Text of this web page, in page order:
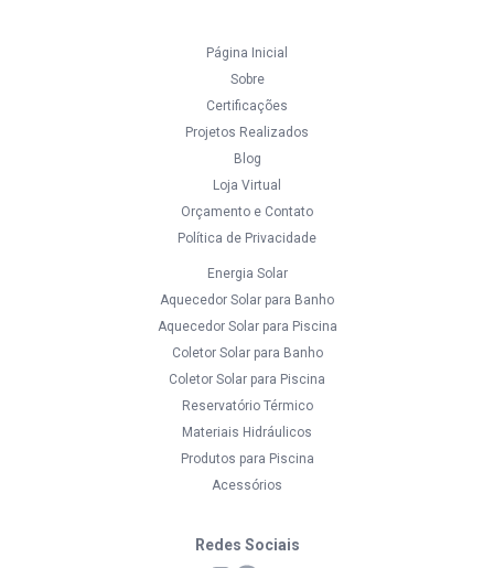
Página Inicial
Sobre
Certificações
Projetos Realizados
Blog
Loja Virtual
Orçamento e Contato
Política de Privacidade
Energia Solar
Aquecedor Solar para Banho
Aquecedor Solar para Piscina
Coletor Solar para Banho
Coletor Solar para Piscina
Reservatório Térmico
Materiais Hidráulicos
Produtos para Piscina
Acessórios
Redes Sociais